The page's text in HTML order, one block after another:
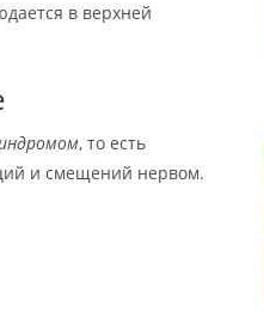
в верхней
, то есть
и смещений нервом.